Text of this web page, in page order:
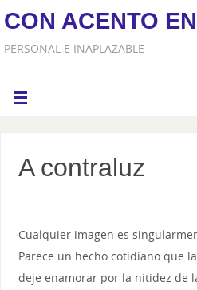
CON ACENTO
PERSONAL E INAPLAZABLE
A contraluz
Cualquier imagen es
Parece un hecho cotidiano que
deje enamorar por la nitidez de